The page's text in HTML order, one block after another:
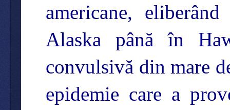
americane,
Alaska până în
convulsivă din mare
epidemie care a